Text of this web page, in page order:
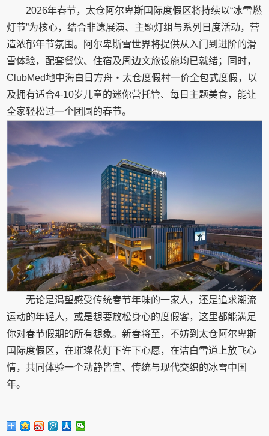
2026年春节，太仓阿尔卑斯国际度假区将持续以“冰雪燃
灯节”为核心，结合非遗展演、主题灯组与系列日度活动，营
造浓郁年节氛围。阿尔卑斯雪世界将提供从入门到进阶的滑
雪体验，配套餐饮、住宿及周边文旅设施均已就绪；同时，
ClubMed地中海白日方舟・太仓度假村一价全包式度假，以
及拥有适合4-10岁儿童的迷你营托管、每日主题美食，能让
全家轻松过一个团圆的春节。
无论是渴望感受传统春节年味的一家人，还是追求潮流
运动的年轻人，或是想要放松身心的度假客，这里都能满足
你对春节假期的所有想象。新春将至，不妨到太仓阿尔卑斯
国际度假区，在璀璨花灯下许下心愿，在洁白雪道上放飞心
情，共同体验一个动静皆宜、传统与现代交织的冰雪中国
年。